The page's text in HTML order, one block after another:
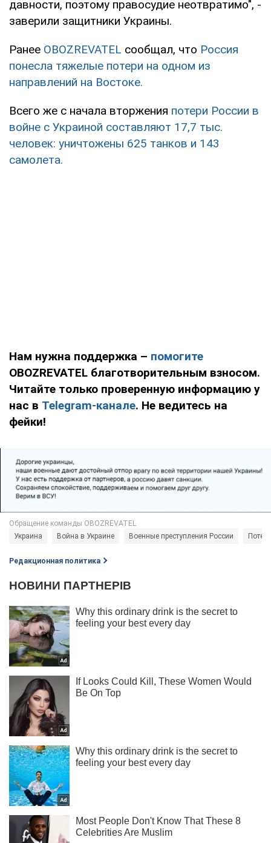
давности, поэтому правосудие неотвратимо", -
заверили защитники Украины.
Ранее OBOZREVATEL сообщал, что Россия
понесла тяжелые потери на одном из
направлений на Востоке.
Всего же с начала вторжения потери России в
войне с Украиной составляют 17,7 тыс.
человек: уничтожены 625 танков и 143
самолета.
Нам нужна поддержка – помогите
OBOZREVATEL благотворительным взносом.
Читайте только проверенную информацию у
нас в Telegram-канале. Не ведитесь на
фейки!
Украина Война в Украине Военные преступления России
Редакционная политика